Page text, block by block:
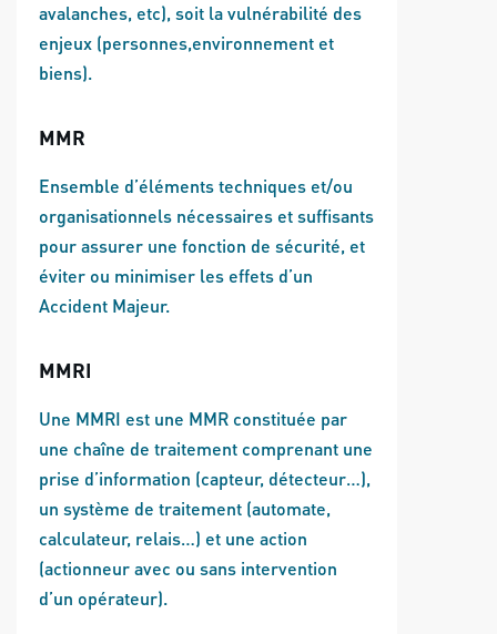
avalanches, etc), soit la vulnérabilité des
enjeux (personnes,environnement et
biens).
MMR
Ensemble d’éléments techniques et/ou
organisationnels nécessaires et suffisants
pour assurer une fonction de sécurité, et
éviter ou minimiser les effets d’un
Accident Majeur.
MMRI
Une MMRI est une MMR constituée par
une chaîne de traitement comprenant une
prise d’information (capteur, détecteur…),
un système de traitement (automate,
calculateur, relais…) et une action
(actionneur avec ou sans intervention
d’un opérateur).